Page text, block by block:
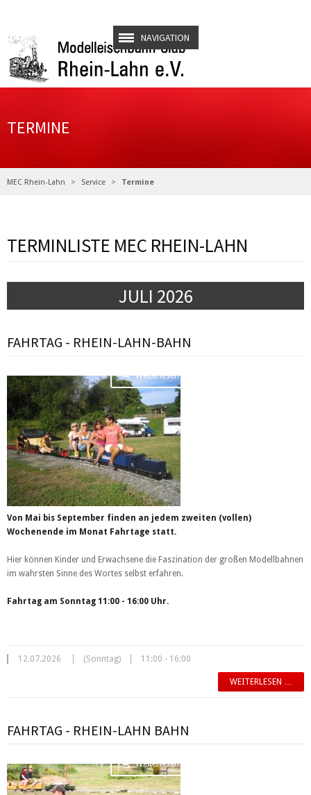
NAVIGATION
TERMINE
MEC Rhein-Lahn Service Termine
TERMINLISTE MEC RHEIN-LAHN
JULI 2026
FAHRTAG - RHEIN-LAHN-BAHN
Weiterlesen …
Von Mai bis September finden an jedem zweiten (vollen)
Wochenende im Monat Fahrtage statt.
Hier können Kinder und Erwachsene die Faszination der großen Modellbahnen
im wahrsten Sinne des Wortes selbst erfahren.
Fahrtag am Sonntag 11:00 - 16:00 Uhr.
12.07.2026 (Sonntag) 11:00 - 16:00
WEITERLESEN …
FAHRTAG - RHEIN-LAHN BAHN
Weiterlesen …